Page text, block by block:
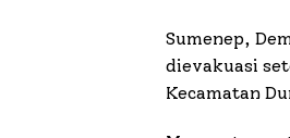
Sumenep,
dievakuasi
Kecamatan